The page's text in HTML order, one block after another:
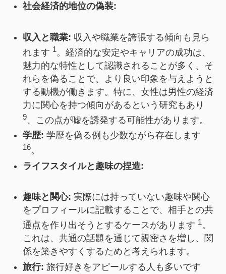
社会経済的地位の偽装:
収入と職業: 収入や職業を誇張する傾向も見ら
れます 1。経済的な安定やキャリアの成功は、
魅力的な特性として認識されることが多く、そ
れらを偽ることで、より良い印象を与えようと
する動機が働きます。特に、女性は男性の経済
力に関心を持つ傾向があるという研究もあり
9、この点が嘘を誘発する可能性があります。
学歴: 学歴を偽る例も少数ながら存在します
16。
ライフスタイルと趣味の捏造:
趣味と関心: 実際には持っていない趣味や関心
をプロフィールに記載することで、相手との共
通点を作り出そうとするケースがあります 1。
これは、共通の話題を通じて親密さを増し、関
係を築きやすくするためと考えられます。
旅行: 旅行好きをアピールする人も多いです